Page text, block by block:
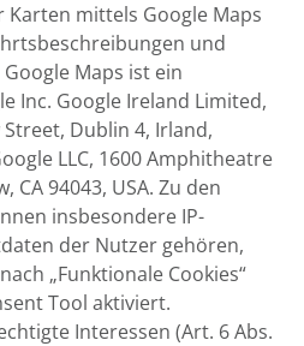
mittels Google Maps
und
Maps ist ein
Inc. Google Ireland Limited,
Dublin 4, Irland,
LLC, 1600 Amphitheatre
CA 94043, USA. Zu den
insbesondere IP-
der Nutzer gehören,
„Funktionale Cookies“
Tool aktiviert.
Interessen (Art. 6 Abs.